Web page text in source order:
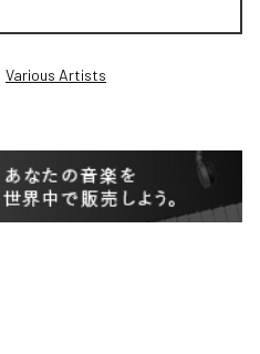
Various Artists